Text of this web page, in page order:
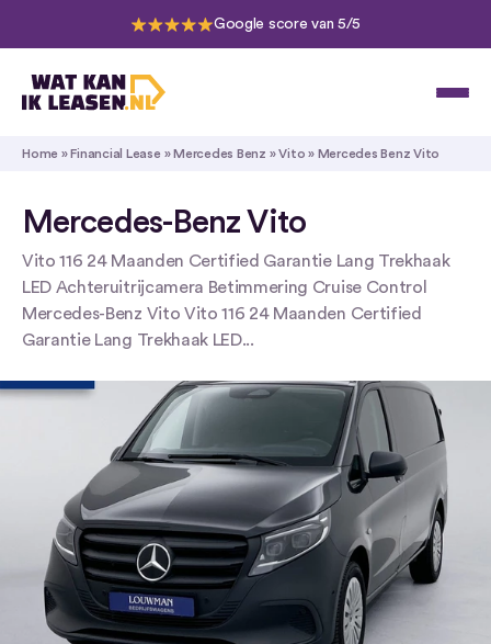
Google score van 5/5
Home »Financial Lease »Mercedes Benz »Vito » Mercedes Benz Vito
Mercedes-Benz Vito
Vito 116 24 Maanden Certified Garantie Lang Trekhaak
LED Achteruitrijcamera Betimmering Cruise Control
Mercedes-Benz Vito Vito 116 24 Maanden Certified
Garantie Lang Trekhaak LED...